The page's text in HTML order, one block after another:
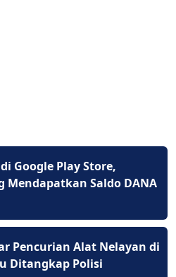
Google Play Store,
Mendapatkan Saldo DANA
Pencurian Alat Nelayan di
Ditangkap Polisi